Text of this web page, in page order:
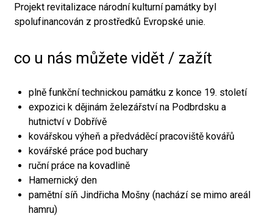
Projekt revitalizace národní kulturní památky byl
spolufinancován z prostředků Evropské unie.
co u nás můžete vidět / zažít
plně funkční technickou památku z konce 19. století
expozici k dějinám železářství na Podbrdsku a
hutnictví v Dobřívě
kovářskou výheň a předváděcí pracoviště kovářů
kovářské práce pod buchary
ruční práce na kovadlině
Hamernický den
pamětní síň Jindřicha Mošny (nachází se mimo areál
hamru)